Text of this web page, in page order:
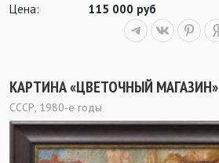
Цена:
115 000 руб
КАРТИНА «ЦВЕТОЧНЫЙ МАГАЗИН»
СССР, 1980-е годы